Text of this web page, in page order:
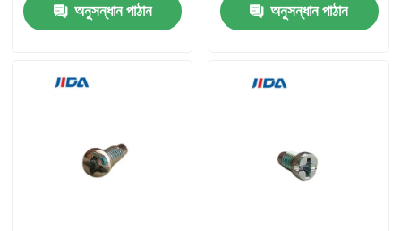
অনুসন্ধান পাঠান অনুসন্ধান পাঠান